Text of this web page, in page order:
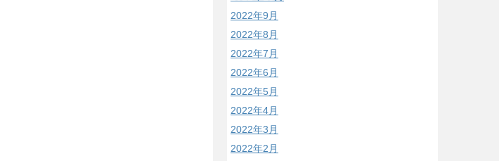
2022年9月
2022年8月
2022年7月
2022年6月
2022年5月
2022年4月
2022年3月
2022年2月